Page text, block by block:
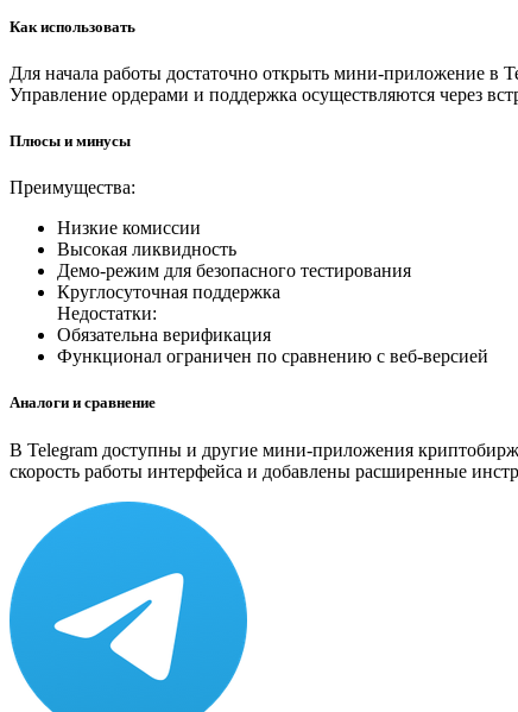
Как использовать
Для начала работы достаточно открыть мини-приложение в
Управление ордерами и поддержка осуществляются через
Плюсы и минусы
Преимущества:
Низкие комиссии
Высокая ликвидность
Демо-режим для безопасного тестирования
Круглосуточная поддержка
Недостатки:
Обязательна верификация
Функционал ограничен по сравнению с веб-версией
Аналоги и сравнение
В Telegram доступны и другие мини-приложения
скорость работы интерфейса и добавлены расширенные